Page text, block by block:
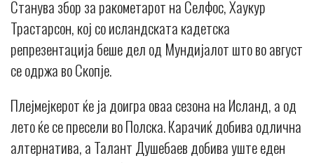
Станува збор за ракометарот на Селфос, Хаукур
Трастарсон, кој со исландската кадетска
репрезентација беше дел од Мундијалот што во август
се одржа во Скопје.
Плејмејкерот ќе ја доигра оваа сезона на Исланд, а од
лето ќе се пресели во Полска. Карачиќ добива одлична
алтернатива, а Талант Душебаев добива уште еден